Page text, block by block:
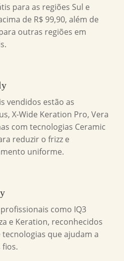
para as regiões Sul e
de R$ 99,90, além de
outras regiões em
vendidos estão as
X-Wide Keration Pro, Vera
com tecnologias Ceramic
reduzir o frizz e
uniforme.
como IQ3
e Keration, reconhecidos
tecnologias que ajudam a
fios.